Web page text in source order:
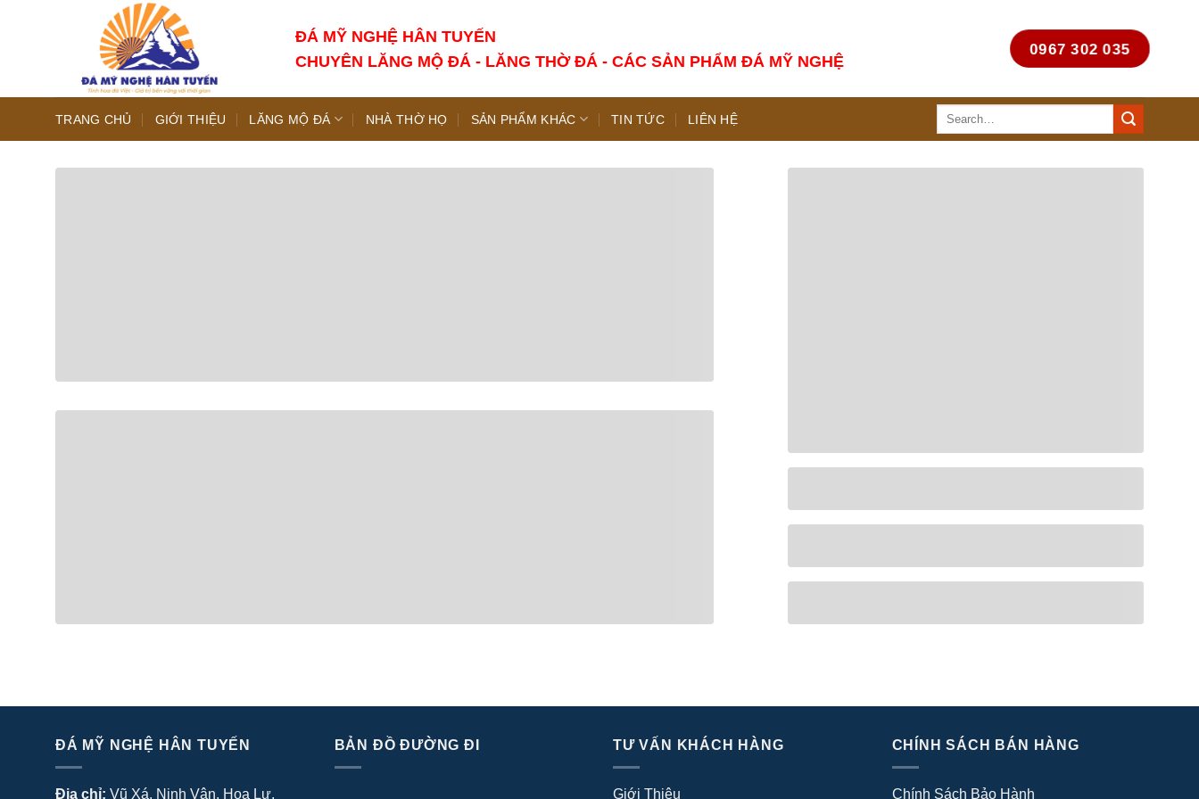
ĐÁ MỸ NGHỆ HÂN TUYẾN
CHUYÊN LĂNG MỘ ĐÁ - LĂNG THỜ ĐÁ - CÁC SẢN PHẨM ĐÁ MỸ NGHỆ
0967 302 035
TRANG CHỦ GIỚI THIỆU LĂNG MỘ ĐÁ NHÀ THỜ HỌ SẢN PHẨM KHÁC TIN TỨC LIÊN HỆ
Search
ĐÁ MỸ NGHỆ HÂN TUYẾN
Địa chỉ: Vũ Xá, Ninh Vân, Hoa Lư,
BẢN ĐỒ ĐƯỜNG ĐI TƯ VẤN KHÁCH HÀNG
Giới Thiệu
CHÍNH SÁCH BÁN HÀNG
Chính Sách Bảo Hành